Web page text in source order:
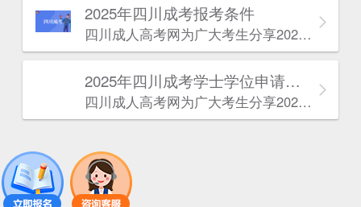
2025年‌‌‌‌四川成考报考条件
四川成人高考网​为广大考生分享2025年‌‌‌‌四川成考报考条件。为广大在职人员和社会人士提供学历提升的机会。更多四川成考考试信息，欢迎在线访问四川成人高考网。
2025年‌‌‌‌四川成考学士学位申请条件
四川成人高考网​为广大考生分享2025年‌‌‌‌四川成考学士学位申请条件。为广大在职人员和社会人士提供学历提升的机会。更多四川成考考试信息，欢迎在线访问四川成人高考网。